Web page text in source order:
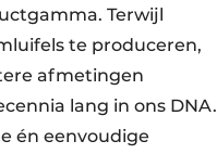
Terwijl
te produceren,
afmetingen
lang in ons DNA.
én eenvoudige